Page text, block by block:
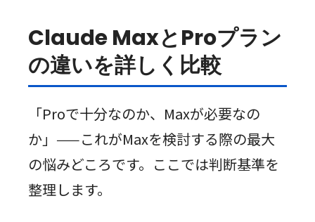
Claude MaxとProプラン
の違いを詳しく比較
「Proで十分なのか、Maxが必要なの
か」——これがMaxを検討する際の最大
の悩みどころです。ここでは判断基準を
整理します。